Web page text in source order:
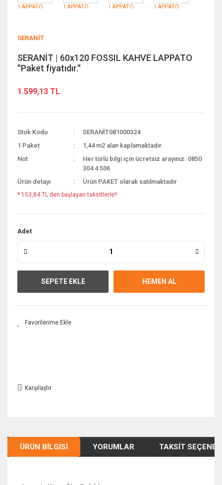
SERANİT
SERANİT | 60x120 FOSSIL KAHVE LAPPATO
''Paket fiyatıdır.''
1.599,13 TL
Stok Kodu
SERANİT081000324
1 Paket
1,44 m2 alan kaplamaktadır.
Not
Her türlü bilgi için ücretsiz arayınız. 0850
304 4 506
Ürün detayı
Ürün PAKET olarak satılmaktadır
* 153,84 TL den başlayan taksitlerle!!
Adet
SEPETE EKLE HEMEN AL
Karşılaştır
ÜRÜN BILGISI YORUMLAR TAKSIT